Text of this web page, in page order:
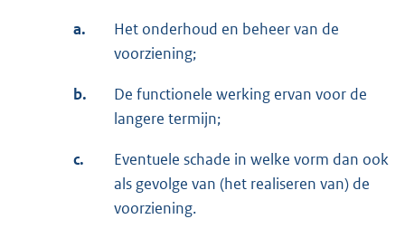
a.
Het onderhoud en beheer van de
voorziening;
b.
De functionele werking ervan voor de
langere termijn;
c.
Eventuele schade in welke vorm dan ook
als gevolge van (het realiseren van) de
voorziening.